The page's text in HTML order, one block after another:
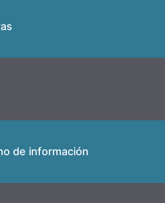
de información